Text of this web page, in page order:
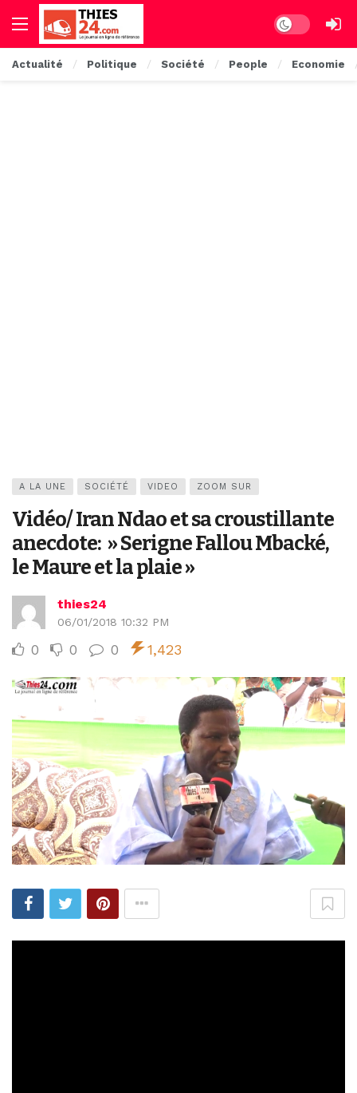
Dark mode
Actualité Politique Société People Economie
A LA UNE SOCIÉTÉ VIDEO ZOOM SUR
Vidéo/ Iran Ndao et sa croustillante
anecdote: » Serigne Fallou Mbacké,
le Maure et la plaie »
thies24
06/01/2018 10:32 PM
0 0 0 1,423